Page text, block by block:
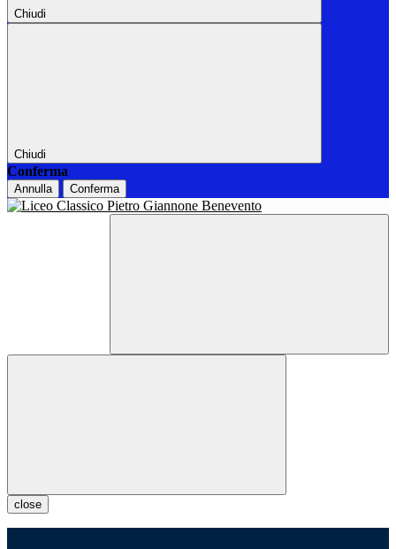
Chiudi
Chiudi
Conferma
Annulla Conferma
close